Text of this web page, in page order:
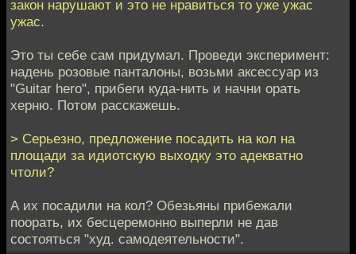
закон нарушают и это не нравиться то уже ужас
ужас.
Это ты себе сам придумал. Проведи эксперимент:
надень розовые панталоны, возьми аксессуар из
"Guitar hero", прибеги куда-нить и начни орать
херню. Потом расскажешь.
> Серьезно, предложение посадить на кол на
площади за идиотскую выходку это адекватно
чтоли?
А их посадили на кол? Обезьяны прибежали
поорать, их бесцеремонно выперли не дав
состояться "худ. самодеятельности".